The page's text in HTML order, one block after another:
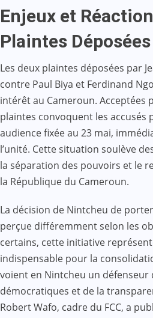
Enjeux et
Plaintes Déposées
Les deux plaintes déposées par
contre Paul Biya et Ferdinand
intérêt au Cameroun. Acceptées
plaintes convoquent les accusés
audience fixée au 23 mai,
l’unité. Cette situation soulève
la séparation des pouvoirs et le
la République du Cameroun.
La décision de Nintcheu de
perçue différemment selon les
certains, cette initiative
indispensable pour la
voient en Nintcheu un défenseur
démocratiques et de la
Robert Wafo, cadre du FCC, a